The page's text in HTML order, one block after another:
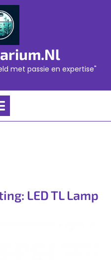
met passie en expertise"
Open
LED TL Lamp